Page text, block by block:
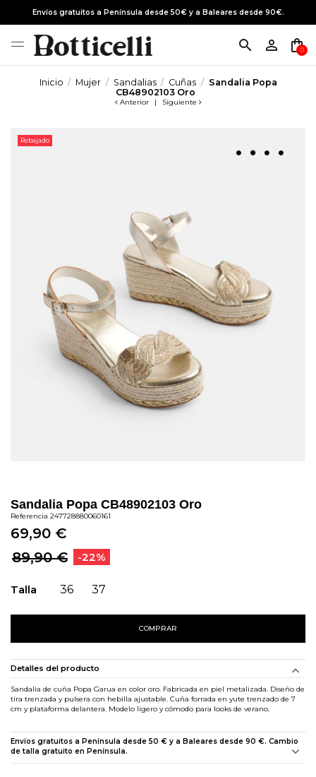
Envíos gratuitos a Península desde 50€ y a Baleares desde 90€.
search person_outline shopping_bag
0
Inicio Mujer Sandalias Cuñas
Sandalia Popa
CB48902103 Oro
Anterior | Siguiente
Rebajado
Sandalia Popa CB48902103 Oro
Referencia 247728880060161
69,90 €
89,90 €
-22%
Talla 36 37
COMPRAR
Detalles del producto
Sandalia de cuña Popa Garua en color oro. Fabricada en piel metalizada. Diseño de
tira trenzada y pulsera con hebilla ajustable. Cuña forrada en yute trenzado de 7
cm y plataforma delantera. Modelo ligero y cómodo para looks de verano.
Envíos gratuitos a Península desde 50 € y a Baleares desde 90 €. Cambio
de talla gratuito en Península.